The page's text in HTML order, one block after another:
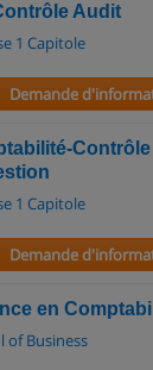
Audit
1 Capitole
Demande
1 Capitole
Demande
en
of Business